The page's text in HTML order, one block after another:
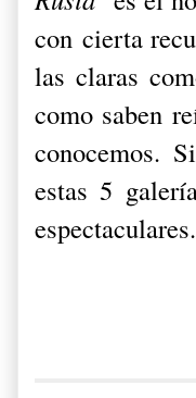
con cierta
las claras
como saben
conocemos.
estas 5
espectaculares.